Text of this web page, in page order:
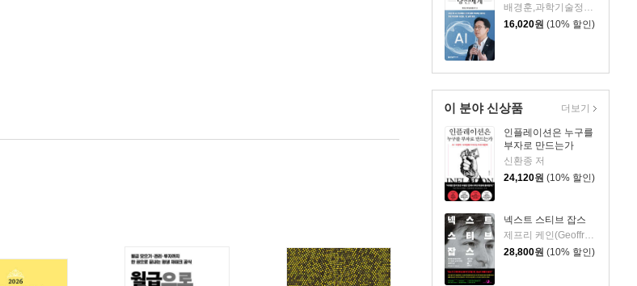
배경훈,과학기술정보통신부 저
16,020원 (10% 할인)
이 분야 신상품
인플레이션은 누구를
부자로 만드는가
신환종 저
24,120원 (10% 할인)
넥스트 스티브 잡스
제프리 케인(Geoffrey Cain) 저/이민석 역
28,800원 (10% 할인)
더보기